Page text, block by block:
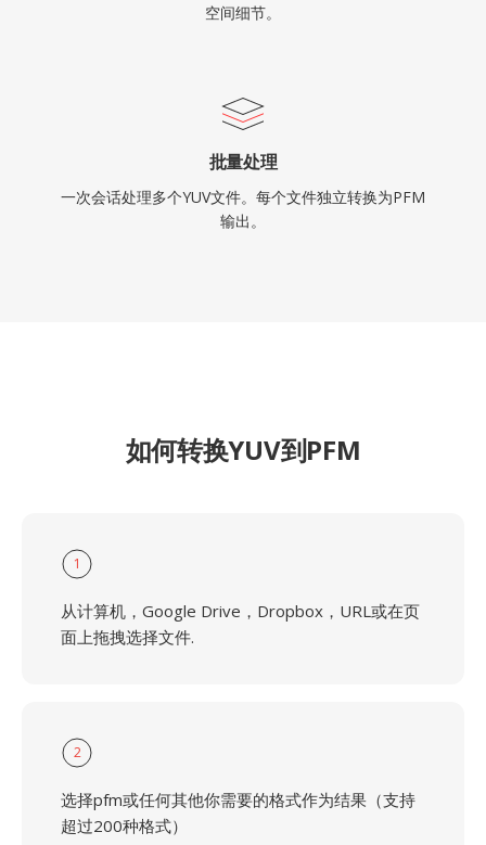
空间细节。
批量处理
一次会话处理多个YUV文件。每个文件独立转换为PFM
输出。
如何转换YUV到PFM
1
从计算机，Google Drive，Dropbox，URL或在页
面上拖拽选择文件.
2
选择pfm或任何其他你需要的格式作为结果（支持
超过200种格式）